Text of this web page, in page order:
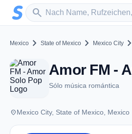
Zum Hauptinhalt springen
search
Sender suchen
Mexico chevron_right State of Mexico chevron_right Mexico City chevron_right
Sólo música romántica
placeMexico City, State of Mexico, Mexico